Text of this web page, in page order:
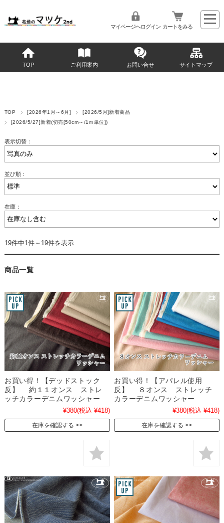
マイページへログイン カートをみる
TOP ご利用案内 お問い合せ サイトマップ
TOP [2026年1月～6月]
[2026/5月]新着商品
[2026/5/27]新着(切売[50cm～/1ｍ単位])
表示切替：
並び順：
在庫：
19件中1件～19件を表示
商品一覧
お買い得！【デッドストック
反】 約１１オンス ストレ
ッチカラーデニムワッシャー
¥380(税込 ¥418)
在庫を確認する
お買い得！【アパレル使用
反】 ８オンス ストレッチ
カラーデニムワッシャー
¥380(税込 ¥418)
在庫を確認する